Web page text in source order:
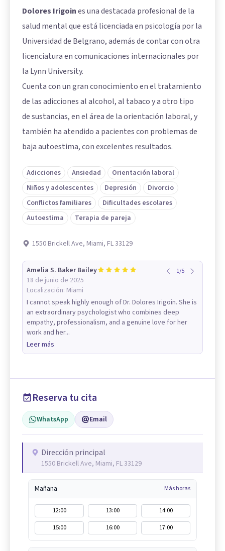
Dolores Irigoines una destacada profesional de la
salud mental que está licenciada en psicología por la
Universidad de Belgrano, además de contar con otra
licenciatura en comunicaciones internacionales por
la Lynn University.
Cuenta con un gran conocimiento en el tratamiento
de las adicciones al alcohol, al tabaco y a otro tipo
de sustancias, en el área de la orientación laboral, y
también ha atendido a pacientes con problemas de
baja autoestima, con excelentes resultados.
Adicciones Ansiedad
Orientación laboral
Niños y adolescentes
Depresión
Divorcio
Conflictos familiares
Dificultades escolares
Autoestima
Terapia de pareja
1550 Brickell Ave, Miami, FL 33129
Amelia S. Baker Bailey
18 de junio de 2025
Localización: Miami
1/5
I cannot speak highly enough of Dr. Dolores Irigoin. She is
an extraordinary psychologist who combines deep
empathy, professionalism, and a genuine love for her
work and her...
Leer más
Reserva tu cita
WhatsApp Email
Dirección principal
1550 Brickell Ave, Miami, FL 33129
Mañana Más horas
12:00 13:00
14:00
15:00
16:00 17:00